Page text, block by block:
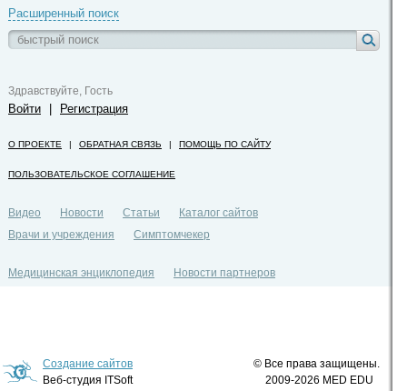
Расширенный поиск
Здравствуйте, Гость
Войти Регистрация
О ПРОЕКТЕ | ОБРАТНАЯ СВЯЗЬ | ПОМОЩЬ ПО САЙТУ
ПОЛЬЗОВАТЕЛЬСКОЕ СОГЛАШЕНИЕ
Видео Новости Статьи
Каталог сайтов
Врачи и учреждения
Симптомчекер
Медицинская энциклопедия
Новости партнеров
Создание сайтов
Веб-студия ITSoft
© Все права защищены.
2009-2026 MED EDU